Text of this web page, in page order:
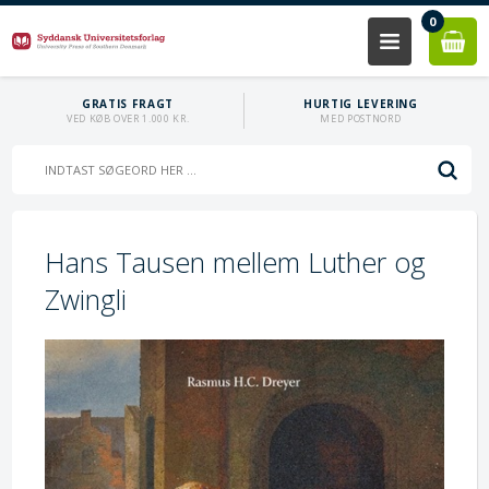
0
GRATIS FRAGT
VED KØB OVER 1.000 KR.
HURTIG LEVERING
MED POSTNORD
Hans Tausen mellem Luther og
Zwingli